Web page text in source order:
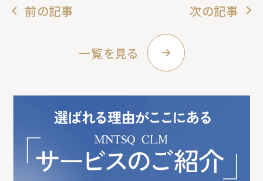
前の記事
一覧を見る
次の記事